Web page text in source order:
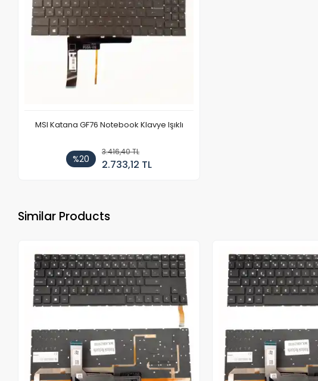
MSI Katana GF76 Notebook Klavye Işıklı
%20
3.416,40 TL
2.733,12 TL
Similar Products